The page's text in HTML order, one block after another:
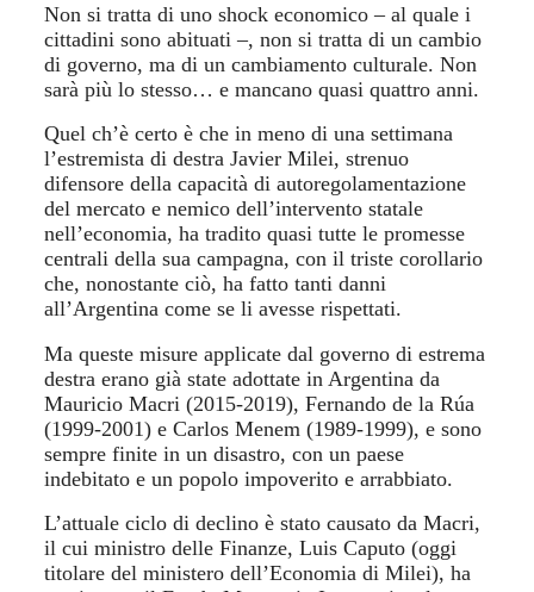
Non si tratta di uno shock economico – al quale i
cittadini sono abituati –, non si tratta di un cambio
di governo, ma di un cambiamento culturale. Non
sarà più lo stesso… e mancano quasi quattro anni.
Quel ch’è certo è che in meno di una settimana
l’estremista di destra Javier Milei, strenuo
difensore della capacità di autoregolamentazione
del mercato e nemico dell’intervento statale
nell’economia, ha tradito quasi tutte le promesse
centrali della sua campagna, con il triste corollario
che, nonostante ciò, ha fatto tanti danni
all’Argentina come se li avesse rispettati.
Ma queste misure applicate dal governo di estrema
destra erano già state adottate in Argentina da
Mauricio Macri (2015-2019), Fernando de la Rúa
(1999-2001) e Carlos Menem (1989-1999), e sono
sempre finite in un disastro, con un paese
indebitato e un popolo impoverito e arrabbiato.
L’attuale ciclo di declino è stato causato da Macri,
il cui ministro delle Finanze, Luis Caputo (oggi
titolare del ministero dell’Economia di Milei), ha